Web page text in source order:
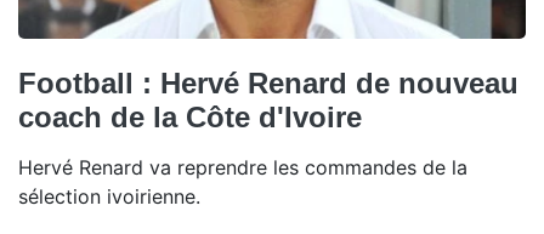
Football : Hervé Renard de nouveau
coach de la Côte d'Ivoire
Hervé Renard va reprendre les commandes de la
sélection ivoirienne.